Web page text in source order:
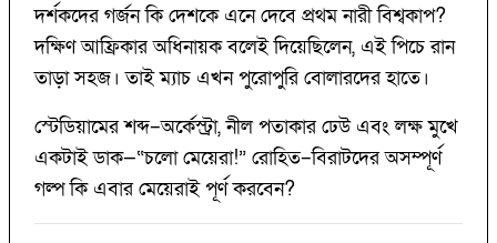
দর্শকদের গর্জন কি দেশকে এনে দেবে প্রথম নারী বিশ্বকাপ?
দক্ষিণ আফ্রিকার অধিনায়ক বলেই দিয়েছিলেন, এই পিচে রান
তাড়া সহজ। তাই ম্যাচ এখন পুরোপুরি বোলারদের হাতে।
স্টেডিয়ামের শব্দ–অর্কেস্ট্রা, নীল পতাকার ঢেউ এবং লক্ষ মুখে
একটাই ডাক—“চলো মেয়েরা!” রোহিত–বিরাটদের অসম্পূর্ণ
গল্প কি এবার মেয়েরাই পূর্ণ করবেন?